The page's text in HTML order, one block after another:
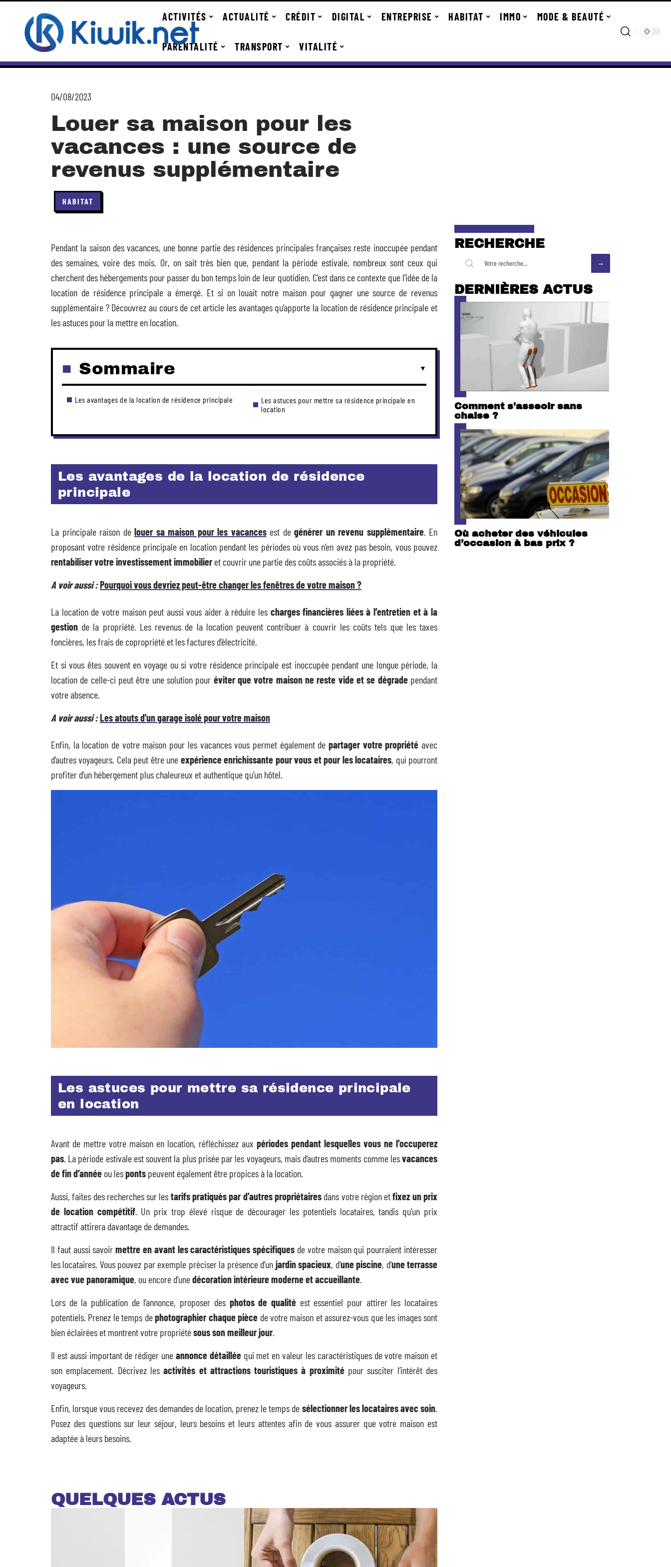
ACTIVITÉS ACTUALITÉ CRÉDIT DIGITAL ENTREPRISE HABITAT IMMO MODE & BEAUTÉ
PARENTALITÉ TRANSPORT VITALITÉ
04/08/2023
Louer sa maison pour les
vacances : une source de
revenus supplémentaire
HABITAT
Pendant la saison des vacances, une bonne partie des résidences principales françaises reste inoccupée pendant
des semaines, voire des mois. Or, on sait très bien que, pendant la période estivale, nombreux sont ceux qui
cherchent des hébergements pour passer du bon temps loin de leur quotidien. C’est dans ce contexte que l’idée de la
location de résidence principale a émergé. Et si on louait notre maison pour gagner une source de revenus
supplémentaire ? Découvrez au cours de cet article les avantages qu’apporte la location de résidence principale et
les astuces pour la mettre en location.
Sommaire
Les avantages de la location de résidence principale
Les astuces pour mettre sa résidence principale en
location
Les avantages de la location de résidence
principale
La principale raison de louer sa maison pour les vacancesest de générer un revenu supplémentaire. En
proposant votre résidence principale en location pendant les périodes où vous n’en avez pas besoin, vous pouvez
rentabiliser votre investissement immobilieret couvrir une partie des coûts associés à la propriété.
A voir aussi :Pourquoi vous devriez peut-être changer les fenêtres de votre maison ?
La location de votre maison peut aussi vous aider à réduire les charges financières liées à l’entretien et à la
gestion de la propriété. Les revenus de la location peuvent contribuer à couvrir les coûts tels que les taxes
foncières, les frais de copropriété et les factures d’électricité.
Et si vous êtes souvent en voyage ou si votre résidence principale est inoccupée pendant une longue période, la
location de celle-ci peut être une solution pour éviter que votre maison ne reste vide et se dégradependant
votre absence.
A voir aussi :Les atouts d'un garage isolé pour votre maison
Enfin, la location de votre maison pour les vacances vous permet également de partager votre propriété avec
d’autres voyageurs. Cela peut être une expérience enrichissante pour vous et pour les locataires, qui pourront
profiter d’un hébergement plus chaleureux et authentique qu’un hôtel.
Les astuces pour mettre sa résidence principale
en location
Avant de mettre votre maison en location, réfléchissez aux périodes pendant lesquelles vous ne l’occuperez
pas. La période estivale est souvent la plus prisée par les voyageurs, mais d’autres moments comme lesvacances
de fin d’année ou lesponts peuvent également être propices à la location.
Aussi, faites des recherches sur les tarifs pratiqués par d’autres propriétairesdans votre région etfixez un prix
de location compétitif. Un prix trop élevé risque de décourager les potentiels locataires, tandis qu’un prix
attractif attirera davantage de demandes.
Il faut aussi savoirmettre en avant les caractéristiques spécifiques de votre maison qui pourraient intéresser
les locataires. Vous pouvez par exemple préciser la présence d’un jardin spacieux, d’une piscine, d’une terrasse
avec vue panoramique, ou encore d’unedécoration intérieure moderne et accueillante.
Lors de la publication de l’annonce, proposer des photos de qualité est essentiel pour attirer les locataires
potentiels. Prenez le temps dephotographier chaque pièce de votre maison et assurez-vous que les images sont
bien éclairées et montrent votre propriétésous son meilleur jour.
Il est aussi important de rédiger une annonce détailléequi met en valeur les caractéristiques de votre maison et
son emplacement. Décrivez lesactivités et attractions touristiques à proximitépour susciter l’intérêt des
voyageurs.
Enfin, lorsque vous recevez des demandes de location, prenez le temps de sélectionner les locataires avec soin.
Posez des questions sur leur séjour, leurs besoins et leurs attentes afin de vous assurer que votre maison est
adaptée à leurs besoins.
QUELQUES ACTUS
RECHERCHE
DERNIÈRES ACTUS
Comment s’asseoir sans
chaise ?
Où acheter des véhicules
d’occasion à bas prix ?